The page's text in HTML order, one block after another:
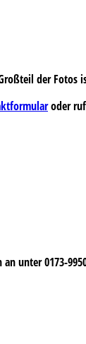
der
oder
unter 0173-